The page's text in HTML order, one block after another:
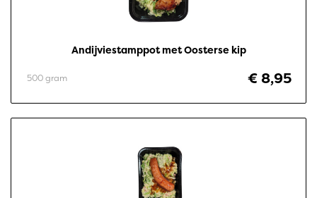
Andijviestamppot met Oosterse kip
€ 8,95
500 gram